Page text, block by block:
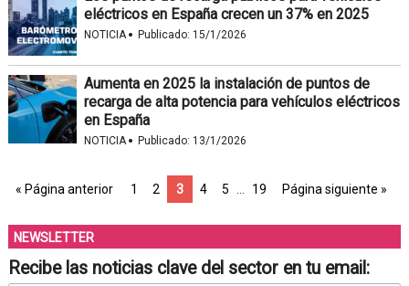
eléctricos en España crecen un 37% en 2025
NOTICIA· Publicado: 15/1/2026
Aumenta en 2025 la instalación de puntos de
recarga de alta potencia para vehículos eléctricos
en España
NOTICIA· Publicado: 13/1/2026
« Página anterior 1 2 3 4 5 19 Página siguiente »
NEWSLETTER
Recibe las noticias clave del sector en tu email: